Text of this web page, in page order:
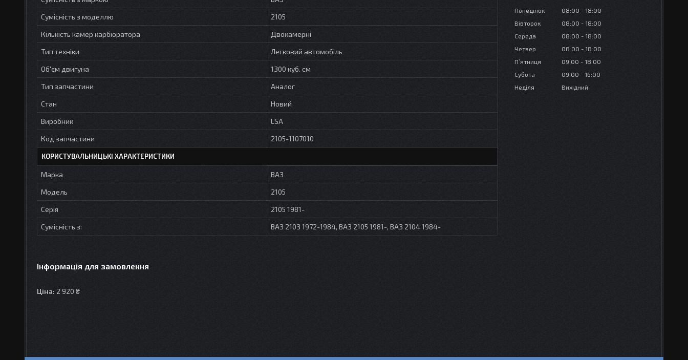
Сумісність з моделлю
2105
Кількість камер карбюратора
Двокамерні
Тип техніки
Легковий автомобіль
Об'єм двигуна
1300 куб. см
Тип запчастини
Аналог
Стан
Новий
Виробник
LSA
Код запчастини
2105-1107010
КОРИСТУВАЛЬНИЦЬКІ ХАРАКТЕРИСТИКИ
Марка
ВАЗ
Модель
2105
Серія
2105 1981-
Сумісність з:
ВАЗ 2103 1972-1984, ВАЗ 2105 1981-, ВАЗ 2104 1984-
Інформація для замовлення
Ціна: 2 920 ₴
Понеділок 08:00
18:00
Вівторок
08:00
18:00
Середа
08:00
18:00
Четвер
08:00
18:00
Пʼятниця
09:00
18:00
Субота
09:00
16:00
Неділя
Вихідний